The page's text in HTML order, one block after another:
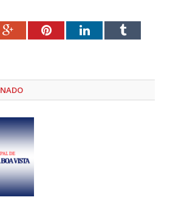
Google+PinterestLinkedInTumblr